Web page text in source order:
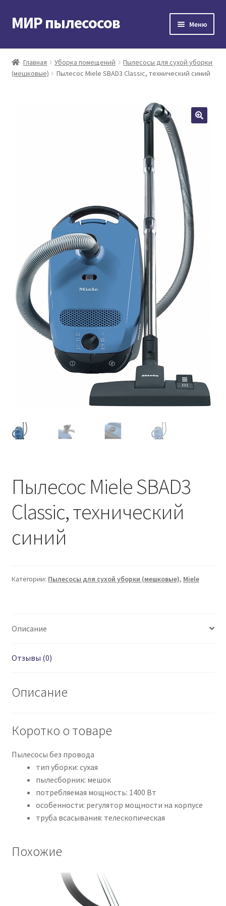
Перейти
к
Перейти
к
МИР пылесосов Меню
Главная
Мой аккаунт
Главная Уборка помещений
Пылесосы для сухой уборки
(мешковые)
Пылесос Miele SBAD3 Classic, технический синий
Пылесос Miele SBAD3
Classic, технический
синий
Категории: Пылесосы для сухой уборки (мешковые), Miele
Описание
Отзывы (0)
Описание
Коротко о товаре
Пылесосы без провода
тип уборки: сухая
пылесборник: мешок
потребляемая мощность: 1400 Вт
особенности: регулятор мощности на корпусе
труба всасывания: телескопическая
Похожие